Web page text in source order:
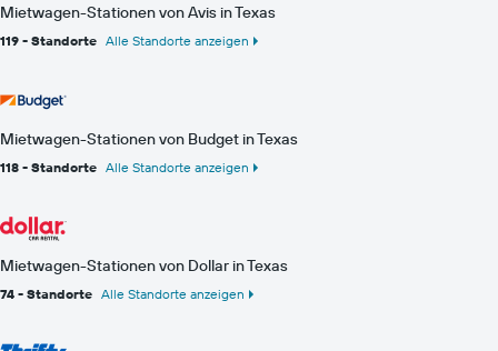
Mietwagen-Stationen von Avis in Texas
119 - Standorte Alle Standorte anzeigen
Mietwagen-Stationen von Budget in Texas
118 - Standorte Alle Standorte anzeigen
Mietwagen-Stationen von Dollar in Texas
74 - Standorte Alle Standorte anzeigen